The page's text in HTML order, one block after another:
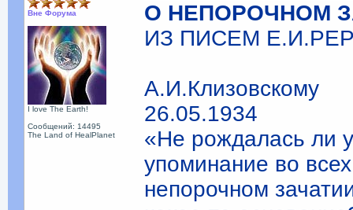
Вне Форума
I love The Earth!
Сообщений: 14495
The Land of HealPlanet
О НЕПОРОЧНОМ
ИЗ ПИСЕМ
А.И.Клизовскому
26.05.1934
«Не рождалась ли
упоминание во
непорочном